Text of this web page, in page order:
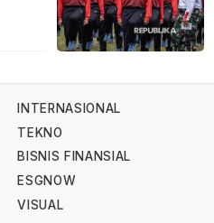
INTERNASIONAL
TEKNO
BISNIS FINANSIAL
ESGNOW
VISUAL